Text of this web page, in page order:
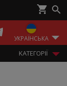
УКРАЇНСЬКА
KАТЕГОРІЇ
ЕФІР